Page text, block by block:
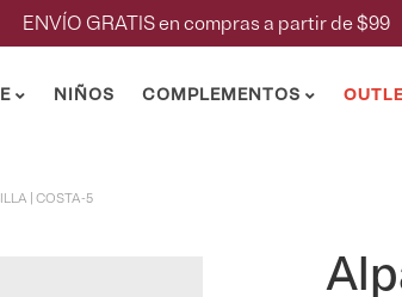
ENVÍO GRATIS en compras a partir de $99
NIÑOS COMPLEMENTOS
| COSTA-5